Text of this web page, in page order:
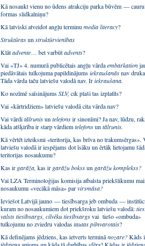
Kā nosaukt vienu no ūdens atrakciju parka būvēm —
formas slidkalniņu?
Kā latviski atveidot angļu terminu media literacy?
Struktūrasun struktūrvienības
Klātadvente… bet varbūtadvents?
Vai «TJ» 4. numurā publicētais angļu vārdaembarkation
piedāvātais tulkojuma papildinājumsiekraušanāsnav
Tāda vārda taču latviešu valodā nav. Iriekraušana.
Ko nozīmē saīsinājumsSLV, cik plaši tas izplatīts?
Vai «kārtridžiem» latviešu valodā cita vārda nav?
Vai vārditālrunisun telefonsir sinonīmi? Ja nav, lūdzu,
kāda atšķirība ir starp vārdiemtelefonsun tālrunis.
Kā vērtēt izteiksmi «teritorija, kas brīva no trakumsērgas».
latviešu valodā ir iespējams dot īsāku un ērtāk lietojamu
teritorijas nosaukumu?
Kas ir garāža, kas ir garāžu bokssun garāžu komplekss?
Vai LZA Terminoloģijas komisija atbalsta priekšlikumu
nosaukumu «vecākā māsa» parvirsmāsa?
Ieviešot Latvijā jauno — tiesībsarga jeb ombuda —
kuram no nosaukumiem dot priekšroku latviešu valodā:
valsts tiesībsargs, cilvēku tiesībsargsvai tiešo «ombuda»
tulkojumu no zviedru valodastautas pilnvarotais?
Kā definējams jēdziens, kas ietverts terminānozare?Kāds